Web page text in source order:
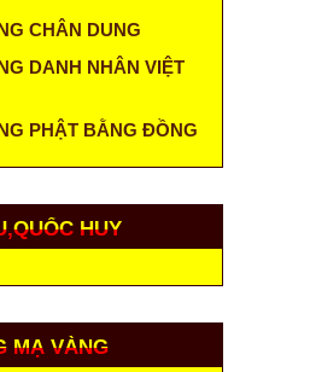
CHÂN DUNG
DANH NHÂN VIỆT
PHẬT BẰNG ĐỒNG
HUY
MẠ VÀNG